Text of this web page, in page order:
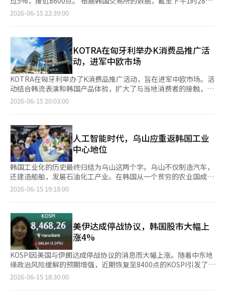
空交易的急剧增加与外国投资者的下行押注需求上升有关。 此
外，卖空主要集中在半导体、IT和汽车等市值较高的大型股。本月
子，约为3.5万亿韩元，现代汽车、三星电机、SK广场和LG电子等
股票的卖空金额也均超过1万亿韩元。
泰源等商界领袖进行了会晤。他还参与了人气综艺节目的录制和职
业棒球的开球活动，吸引了当地媒体的关注。 《日本经济新闻》
着关键角色。作为无晶圆厂企业，英伟达在高端半导体生产上高度
依赖台湾的台积电。此外，英伟达的图形处理单元（GPU）需要与
SK海力士和三星电子的高带宽内存（HBM）结合，才能发挥出足
够的性能。 英伟达与韩国的SK集团达成协议，将于2027年启动下
一代数据中心“AI工厂”。该项目旨在结合GPU和HBM，降低电
力消耗，同时提高计算效率。SK计划将这一AI工厂推向日本等亚洲
市场。英伟达还与LG、现代汽车、斗山等公司在自主控制机器人
领域展开合作。 相比之下，与日本企业的合作相对有限。日本虽
学工业等晶圆材料企业，但与英伟达直接交易的公司并不多。《日
本经济新闻》提到，一位日本设备公司的高管将英伟达称为“客户
的交易对象”。这意味着在日本企业看来，英伟达更像是与台积电
等现有客户的交易伙伴，而非直接客户。 当然，英伟达并非与日
本完全没有合作。黄仁勋去年曾访问日本，宣布与富士通共同开发
AI半导体。工业机器人巨头发那科也在与英伟达合作开发搭载AI的
机器人。然而，《日本经济新闻》指出，与韩国和台湾相比，双方
的联合开发范围较窄。 《日本经济新闻》关注的不仅是黄仁勋访
讲中多次称英伟达为“AI基础设施企业”。这表明英伟达不仅仅满
足于提供GPU，而是希望与合作伙伴共同设计数据中心、AI个人电
脑、机器人及制造现场自动化等，以拓宽收入来源。 对于日本而
言，在AI时代可能仍然停留在购买美国大型科技公司的服务和系统
的“客户”角色。《日本经济新闻》指出，近期美国的Anthropic
和Palantir等知名AI企业纷纷访问日本，但它们更倾向于将日本视
为销售系统的市场，而非AI开发的合作伙伴。 日本政府也对数字领
分，科斯皮指数上涨464.90点（5.72%），报8588.52点。该指数
一度触发了程序性买入暂停（买入“侧卡”）。科斯皮的买入侧卡
在12日后连续两天被触发。买入侧卡是在科斯皮200期货价格较前
一日收盘价上涨超过5%并持续1分钟以上时触发的。 在此之前，
韩国时间当天凌晨，美国总统唐纳德·特朗普通过社交媒体宣布与
伊朗达成停火协议。特朗普表示：“与伊朗伊斯兰共和国的协议已
基本完成”，并表示“完全批准霍尔木兹海峡的无通行费开放”。
国内股市也因此反映出强劲的上涨趋势。 在资金流动方面，外资
买入显著增加。在证券市场上，个人和机构分别净卖出1.8919万亿
元，推动指数上涨。 市值较大的股票普遍表现强劲。三星电子
（4.96%）、SK海力士（7.35%）、SK广场（2.80%）、三星电
机（13.24%）、现代汽车（6.75%）、LG能源解决方案
（3.75%）、三星生命（8.82%）、三星物产（15.16%）、HD现
代重工（9.69%）均在上涨。 科斯达克指数也持续上涨。同一时
间，科斯达克指数较前一交易日上涨6.29点（0.61%），报
1035.34点。该指数开盘时上涨19.14点（1.86%），报1048.19
点，但随后部分回落，徘徊在1030点附近。 在科斯达克市场上，
6459亿韩元。 市值较大的股票表现差异明显。阿尔特基
（4.90%）、生态动力（8.41%）、生态动力（5.10%）、彩虹机
器人（6.73%）、科隆组织（2.53%）、HPSP（26.43%）等股票
上涨，而主成工程（-4.11%）、元益IPS（-4.09%）、利诺工业
（-3.83%）、伊奥科技（-10.95%）则表现疲软。※ 本报道经人
工智能（AI）系统翻译与编辑。
2026-06-15 22:39:00
KOTRA在匈牙利举办K消费品推广活
动，进军中欧市场
KOTRA在匈牙利举办了K消费品推广活动，旨在进军中欧市场。活
动结合韩流表演和韩国产品体验，扩大了与当地消费者的接触，并
促进了流通网络的入驻。 据行业消息，KOTRA与驻匈牙利韩国大
名观众。 活动现场设有K消费品推广展、国内中小企业咨询会和K
科技体验馆。消费者可以直接体验和购买化妆品、食品等韩国消费
品，吸引了当地消费者和买家的关注。 根据S&P全球的数据，匈牙
利市场上韩国消费品的增长势头显著。去年，匈牙利进口的韩国食
品和化妆品金额同比增长了126%。KOTRA计划与当地流通网络合
作，扩大出口、入驻、推广和再出口的消费品进入结构。 在欧洲
流通行业中，K美容和K食品正在超越韩流内容消费群体，逐渐扩
展到一般消费品市场，导致大型药妆店和在线商城对韩国产品的采
地流通网络还进行了功能性面霜等韩国产品的推广活动，同时介绍
了20家国内消费品中小企业的产品。KOTRA在现场支持买家的发
掘、产品说明和咨询对接。 现代汽车、三星电子、SK On等7家已
在匈牙利开展业务的韩国企业也运营了K科技体验馆，展示了先进
技术和社会贡献活动，宣传了韩国企业在当地的贡献和共生活动。
布达佩斯市长卡拉乔尼·盖尔盖表示：“此次活动不仅是商品交
流，更是展示韩国进驻企业如何与当地社会共生的机会。这是经济
合作与文化共生价值的再确认。” 金妍才 KOTRA欧洲地区总部负
2026-06-15 20:03:00
人工智能时代，乌山应重返韩国工业
中心地位
韩国工业化的历史最终归结为乌山这两个字。乌山不仅制造汽车，
还建造船舶，发展石油化工产业。在韩国从一个贫穷的农业国成长
为全球第十大经济体的过程中，乌山始终处于工业化的最前沿。
厂。工厂的运作越来越依赖数据，而非人的经验。 在此次地方选
举中当选的金相旭市长宣称要将乌山打造成“AX（人工智能转
型）制造创新之都”。他的构想是将乌山从一个制造业城市转变为
人工智能产业化的中心。 问题只有一个：曾经引领韩国工业化的
乌山，能否也引领人工智能产业化？ 乌山作为工业化之都，能否
成为人工智能产业化之都？ 全球工业的重心正在转移。过去，廉
价劳动力是竞争力的关键。随后，资本和技术成为决定竞争力的因
素。然而，在人工智能时代，数据和算法将左右企业的未来。汽车
2026-06-15 19:18:00
美伊达成停战协议，韩国股市大幅上
涨4%
KOSPI因美国与伊朗达成停战协议的消息而大幅上涨。随着中东地
缘政治风险缓解的预期增强，近期恢复至8400点的KOSPI引发了
对“9000点”的期待。 根据韩国交易所的数据，截至上午9时10
2026-06-15 18:30:00